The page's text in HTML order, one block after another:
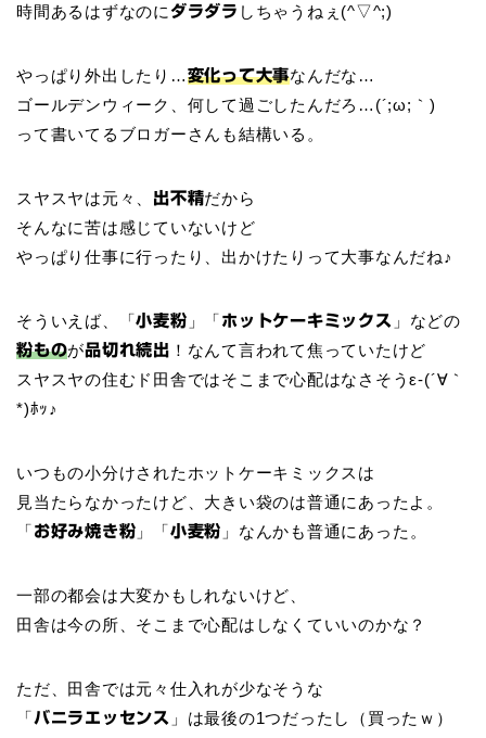
時間あるはずなのに ダラダラ しちゃうねぇ(^▽^;)
やっぱり外出したり… 変化って大事なんだな…
ゴールデンウィーク、何して過ごしたんだろ…(´;ω;｀)
って書いてるブロガーさんも結構いる。
スヤスヤは元々、 出不精だから
そんなに苦は感じていないけど
やっぱり仕事に行ったり、出かけたりって大事なんだね♪
そういえば、「小麦粉 」「 ホットケーキミックス 」などの
粉ものが品切れ続出 ！なんて言われて焦っていたけど
スヤスヤの住むド田舎ではそこまで心配はなさそうε-(´∀｀
*)ﾎｯ♪
いつもの小分けされたホットケーキミックスは
見当たらなかったけど、大きい袋のは普通にあったよ。
「 お好み焼き粉 」「小麦粉 」なんかも普通にあった。
一部の都会は大変かもしれないけど、
田舎は今の所、そこまで心配はしなくていいのかな？
ただ、田舎では元々仕入れが少なそうな
「バニラエッセンス 」は最後の1つだったし（買ったｗ）